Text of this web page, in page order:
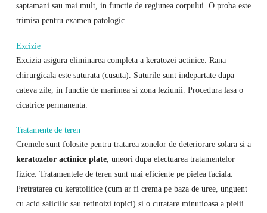
saptamani sau mai mult, in functie de regiunea corpului. O proba este
trimisa pentru examen patologic.
Excizie
Excizia asigura eliminarea completa a keratozei actinice. Rana
chirurgicala este suturata (cusuta). Suturile sunt indepartate dupa
cateva zile, in functie de marimea si zona leziunii. Procedura lasa o
cicatrice permanenta.
Tratamente de teren
Cremele sunt folosite pentru tratarea zonelor de deteriorare solara si a
keratozelor actinice plate, uneori dupa efectuarea tratamentelor
fizice. Tratamentele de teren sunt mai eficiente pe pielea faciala.
Pretratarea cu keratolitice (cum ar fi crema pe baza de uree, unguent
cu acid salicilic sau retinoizi topici) si o curatare minutioasa a pielii